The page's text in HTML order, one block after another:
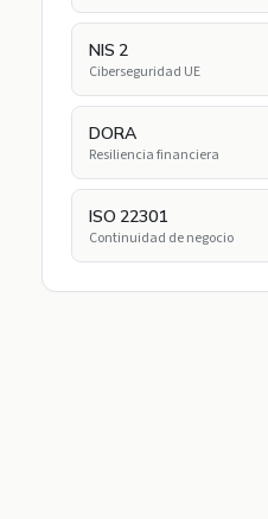
NIS 2
Ciberseguridad UE
DORA
Resiliencia financiera
ISO 22301
Continuidad de negocio